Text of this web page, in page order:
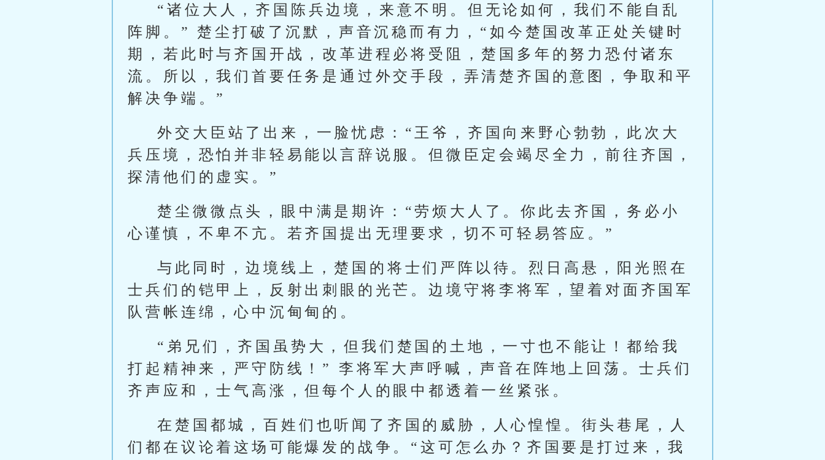
“诸位大人，齐国陈兵边境，来意不明。但无论如何，我们不能自乱
阵脚。” 楚尘打破了沉默，声音沉稳而有力，“如今楚国改革正处关键时
期，若此时与齐国开战，改革进程必将受阻，楚国多年的努力恐付诸东
流。所以，我们首要任务是通过外交手段，弄清楚齐国的意图，争取和平
解决争端。”
外交大臣站了出来，一脸忧虑：“王爷，齐国向来野心勃勃，此次大
兵压境，恐怕并非轻易能以言辞说服。但微臣定会竭尽全力，前往齐国，
探清他们的虚实。”
楚尘微微点头，眼中满是期许：“劳烦大人了。你此去齐国，务必小
心谨慎，不卑不亢。若齐国提出无理要求，切不可轻易答应。”
与此同时，边境线上，楚国的将士们严阵以待。烈日高悬，阳光照在
士兵们的铠甲上，反射出刺眼的光芒。边境守将李将军，望着对面齐国军
队营帐连绵，心中沉甸甸的。
“弟兄们，齐国虽势大，但我们楚国的土地，一寸也不能让！都给我
打起精神来，严守防线！” 李将军大声呼喊，声音在阵地上回荡。士兵们
齐声应和，士气高涨，但每个人的眼中都透着一丝紧张。
在楚国都城，百姓们也听闻了齐国的威胁，人心惶惶。街头巷尾，人
们都在议论着这场可能爆发的战争。“这可怎么办？齐国要是打过来，我